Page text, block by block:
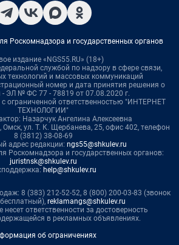
Роскомнадзора и государственных органов
издание «NGS55.RU» (18+)
службой по надзору в сфере связи,
технологий и массовых коммуникаций
номер и дата принятия решения о
- ЭЛ № ФС 77 - 78819 от 07.08.2020 г.
ограниченной ответственностью "ИНТЕРНЕТ
ТЕХНОЛОГИИ"
Назарчук Ангелина Алексеевна
Омск, ул. Т. К. Щербанева, 25, офис 402, телефон
8 (3812) 38-08-69
адрес редакции: ngs55@shkulev.ru
Роскомнадзора и государственных органов:
juristnsk@shkulev.ru
help@shkulev.ru
8 (383) 212-52-52, 8 (800) 200-03-83 (звонок
reklamangs@shkulev.ru
несет ответственности за достоверность
в рекламных объявлениях.
об ограничениях